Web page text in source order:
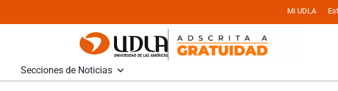
Mi UDLA
Secciones de Noticias